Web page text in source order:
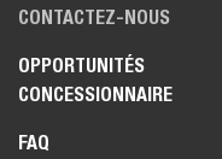
CONTACTEZ-NOUS
OPPORTUNITÉS
CONCESSIONNAIRE
FAQ